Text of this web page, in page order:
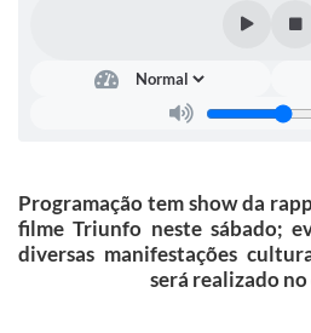
Legislação
Lei de acesso à informação
Mobilidade Urbana Sustentável
Ouvidoria da Cidade
Programação tem show da
filme Triunfo neste sábado;
diversas manifestações
será realizado